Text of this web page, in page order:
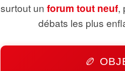
surtout un forum tout neuf,
débats les plus
🏉